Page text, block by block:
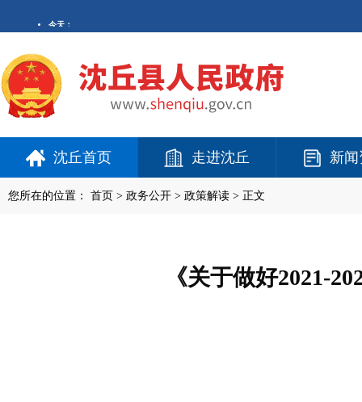
沈丘首页 走进沈丘 新
您所在的位置： 首页 > 政务公开 > 政策解读 > 正文
《关于做好2021-